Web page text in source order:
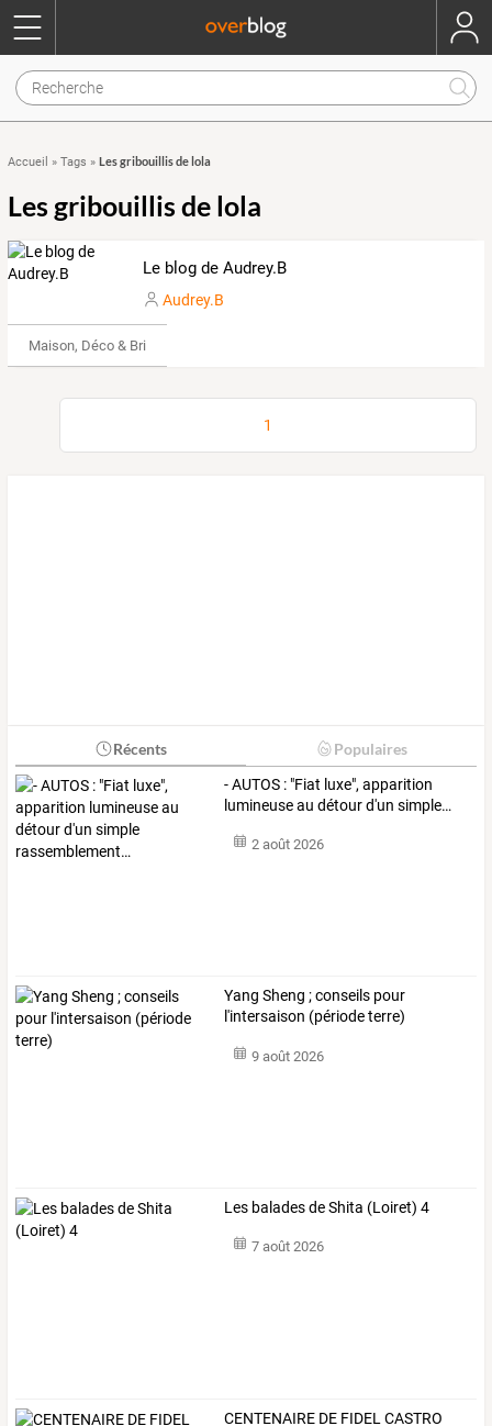
Accueil » Tags » Les gribouillis de lola
Les gribouillis de lola
Le blog de Audrey.B
Audrey.B
Maison, Déco & Bricolage
1
Récents Populaires
-AUTOS : "Fiat luxe", apparition
lumineuseau détourd'un simple…
2 août 2026
Yang Sheng ; conseils pour
l'intersaison (période terre)
9 août 2026
Les balades de Shita (Loiret) 4
7 août 2026
CENTENAIRE DE FIDEL CASTRO